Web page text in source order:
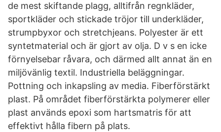
de mest skiftande plagg, alltifrån regnkläder,
sportkläder och stickade tröjor till underkläder,
strumpbyxor och stretchjeans. Polyester är ett
syntetmaterial och är gjort av olja. D v s en icke
förnyelsebar råvara, och därmed allt annat än en
miljövänlig textil. Industriella beläggningar.
Pottning och inkapsling av media. Fiberförstärkt
plast. På området fiberförstärkta polymerer eller
plast används epoxi som hartsmatris för att
effektivt hålla fibern på plats.